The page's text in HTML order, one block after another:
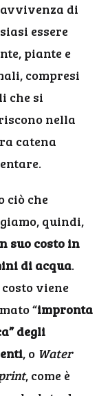
di
essere
piante e
compresi
che si
nella
catena
ciò che
quindi,
suo costo in
di acqua.
viene
“impronta
degli
, o Water
, come è